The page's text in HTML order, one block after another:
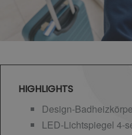
HIGHLIGHTS
Design-
LED-Lichtspiegel 4-